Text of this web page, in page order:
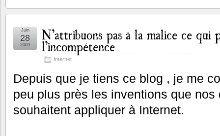
N’attribuons pas à la malice ce qui
l’incompétence
Internet
Juin
28
2009
Depuis que je tiens ce blog , je me
peu plus près les inventions que
souhaitent appliquer à Internet.